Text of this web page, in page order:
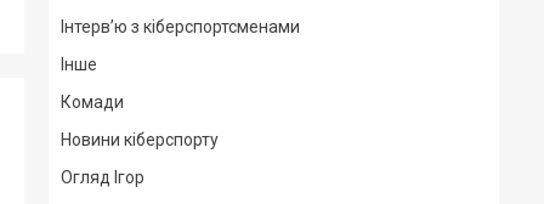
Інтерв’ю з кіберспортсменами
Інше
Комади
Новини кіберспорту
Огляд Ігор